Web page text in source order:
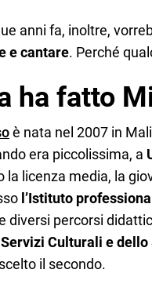
anni fa, inoltre,
e cantare. Perché
ha fatto
è nata nel 2007 in
era piccolissima, a
la licenza media, la
l’Istituto
diversi percorsi
Servizi Culturali e dello
il secondo.